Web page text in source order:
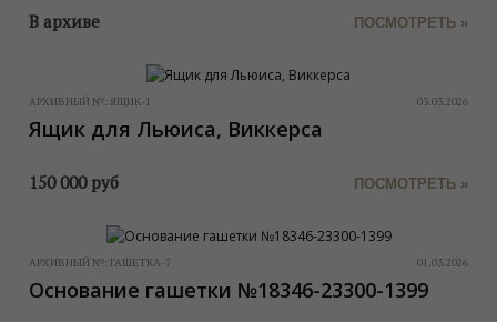
В архиве ПОСМОТРЕТЬ »
АРХИВНЫЙ №: ЯЩИК-1 03.03.2026
Ящик для Льюиса, Виккерса
150 000руб ПОСМОТРЕТЬ »
АРХИВНЫЙ №: ГАШЕТКА-7 01.03.2026
Основание гашетки №18346-23300-1399